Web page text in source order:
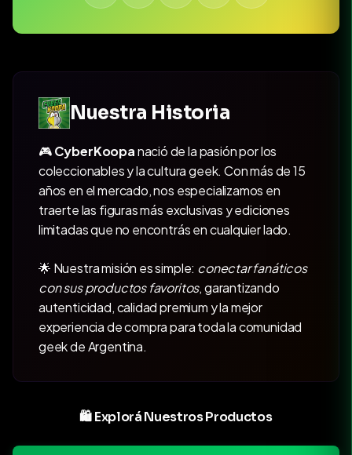
Nuestra Historia
🎮CyberKoopanació de la pasión por los
coleccionables y la cultura geek. Con más de 15
años en el mercado, nos especializamos en
traerte las figuras más exclusivas y ediciones
limitadas que no encontrás en cualquier lado.
🌟 Nuestra misión es simple: conectar fanáticos
con sus productos favoritos, garantizando
autenticidad, calidad premium y la mejor
experiencia de compra para toda la comunidad
geek de Argentina.
🛍️ Explorá Nuestros Productos